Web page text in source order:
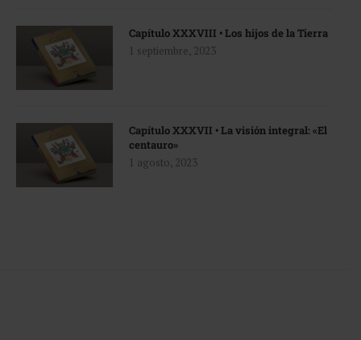
Capítulo XXXVIII • Los hijos de la Tierra
1 septiembre, 2023
Capítulo XXXVII • La visión integral: «El
centauro»
1 agosto, 2023